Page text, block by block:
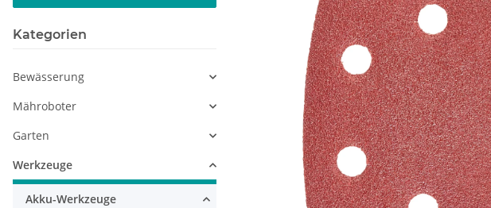
Kategorien
Bewässerung
Mähroboter
Garten
Werkzeuge
Akku-Werkzeuge